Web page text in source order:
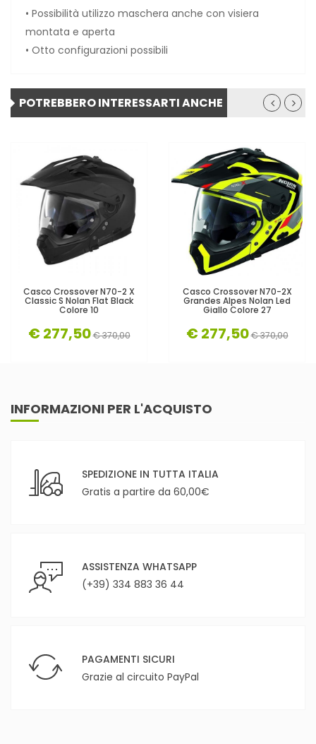
• Possibilità utilizzo maschera anche con visiera
montata e aperta
• Otto configurazioni possibili
POTREBBERO INTERESSARTI ANCHE
Casco Crossover N70-2 X
Classic S Nolan Flat Black
Colore 10
€ 277,50€ 370,00
Casco Crossover N70-2X
Grandes Alpes Nolan Led
Giallo Colore 27
€ 277,50€ 370,00
INFORMAZIONI PER L'ACQUISTO
SPEDIZIONE IN TUTTA ITALIA
Gratis a partire da 60,00€
ASSISTENZA WHATSAPP
(+39) 334 883 36 44
PAGAMENTI SICURI
Grazie al circuito PayPal